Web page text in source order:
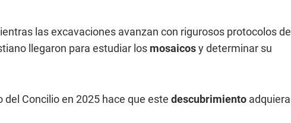
las excavaciones avanzan con rigurosos protocolos de
llegaron para estudiar los mosaicosy determinar su
Concilio en 2025 hace que este descubrimiento adquiera